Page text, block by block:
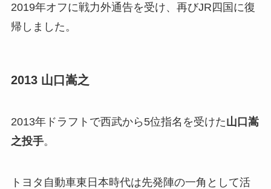
2019年オフに戦力外通告を受け、再びJR四国に復
帰しました。
2013 山口嵩之
2013年ドラフトで西武から5位指名を受けた山口嵩
之投手。
トヨタ自動車東日本時代は先発陣の一角として活